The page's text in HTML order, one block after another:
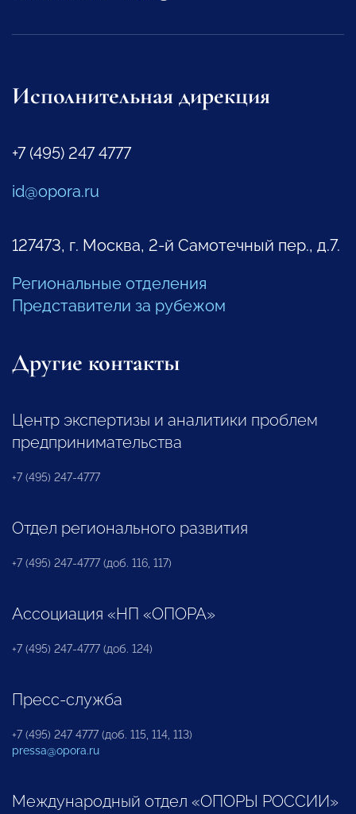
Исполнительная дирекция
+7 (495) 247 4777
id@opora.ru
127473, г. Москва, 2-й Самотечный пер., д.7.
Региональные отделения
Представители за рубежом
Другие контакты
Центр экспертизы и аналитики проблем
предпринимательства
+7 (495) 247-4777
Отдел регионального развития
+7 (495) 247-4777 (доб. 116, 117)
Ассоциация «НП «ОПОРА»
+7 (495) 247-4777 (доб. 124)
Пресс-служба
+7 (495) 247 4777 (доб. 115, 114, 113)
pressa@opora.ru
Международный отдел «ОПОРЫ РОССИИ»